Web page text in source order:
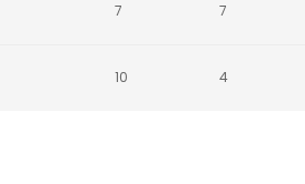
7 7
10 4